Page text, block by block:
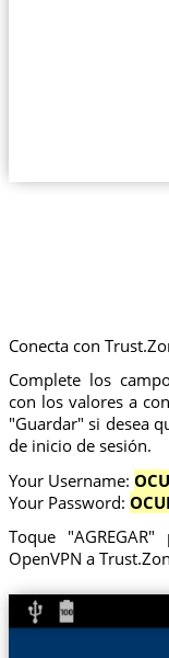
Conecta con
Complete los
con los valores a
"Guardar" si desea
de inicio de sesión.
Your Username:
Your Password:
Toque
OpenVPN a